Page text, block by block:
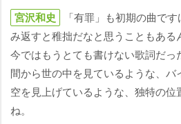
宮沢和史
「有罪」も初期の曲で
み返すと稚拙だなと思うこともある
今ではもうとても書けない歌詞だ
間から世の中を見ているような、バ
空を見上げているような、独特の
ね。